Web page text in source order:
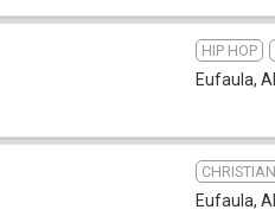
HIP HOP
Eufaula, Al
CHRISTIAN
Eufaula, Al